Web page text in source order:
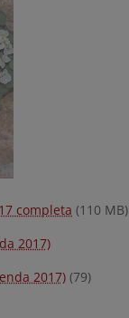
completa (110 MB)
2017)
2017) (79)